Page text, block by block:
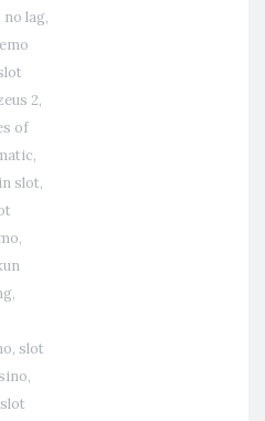
no lag,
2,
of
,
slot,
,
,
, slot
,
slot